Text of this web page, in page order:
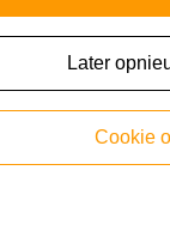
later
cookie